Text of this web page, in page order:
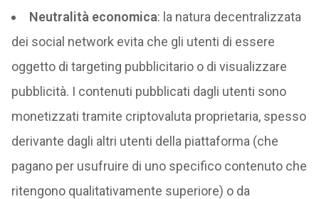
Neutralità economica: la natura decentralizzata
dei social network evita che gli utenti di essere
oggetto di targeting pubblicitario o di visualizzare
pubblicità. I contenuti pubblicati dagli utenti sono
monetizzati tramite criptovaluta proprietaria, spesso
derivante dagli altri utenti della piattaforma (che
pagano per usufruire di uno specifico contenuto che
ritengono qualitativamente superiore) o da